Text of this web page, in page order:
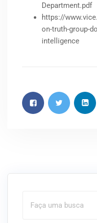
Department.pdf
https://
on-truth-group-
intelligence